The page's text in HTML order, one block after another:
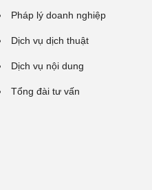
Pháp lý doanh nghiệp
Dịch vụ dịch thuật
Dịch vụ nội dung
Tổng đài tư vấn